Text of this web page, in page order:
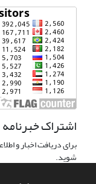
اشتراک خبرنامه
برای دریافت اخبار و
شوید.